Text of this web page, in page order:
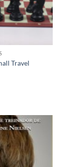
Travel
Adicionar
à lista de
desejos